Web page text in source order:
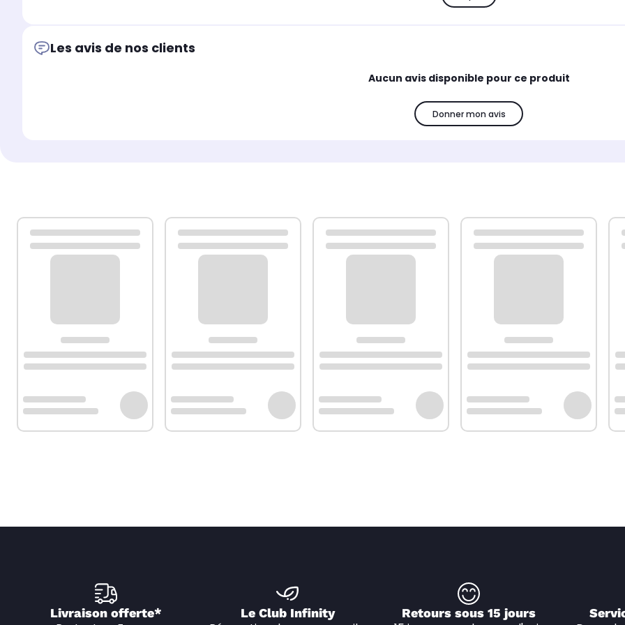
Les avis de nos clients
Aucun avis disponible pour ce produit
Donner mon avis
Livraison offerte* Le Club Infinity Retours sous 15 jours